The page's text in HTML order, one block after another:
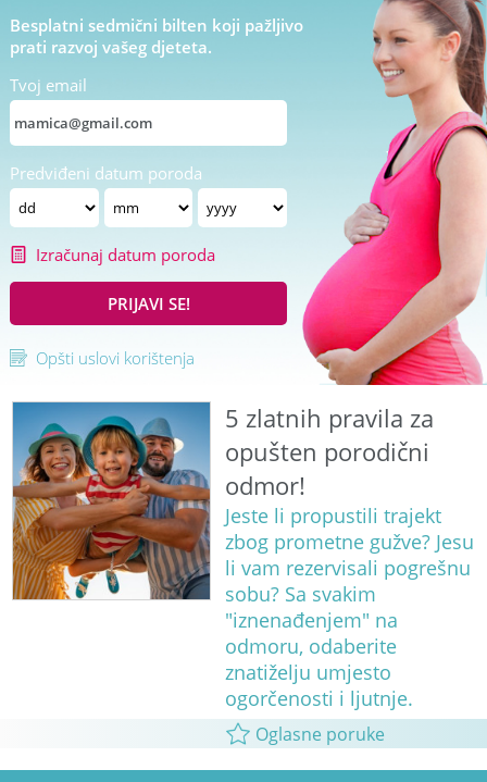
Besplatni sedmični bilten koji pažljivo
prati razvoj vašeg djeteta.
Tvoj email
Predviđeni datum poroda
Izračunaj datum poroda
PRIJAVI SE!
Opšti uslovi korištenja
5 zlatnih pravila za
opušten porodični
odmor!
Jeste li propustili trajekt
zbog prometne gužve? Jesu
li vam rezervisali pogrešnu
sobu? Sa svakim
"iznenađenjem" na
odmoru, odaberite
znatiželju umjesto
ogorčenosti i ljutnje.
Oglasne poruke